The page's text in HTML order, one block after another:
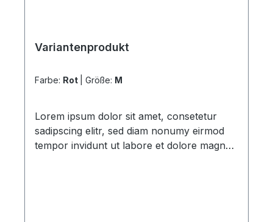
Variantenprodukt
Farbe: Rot Größe: M
Lorem ipsum dolor sit amet, consetetur
sadipscing elitr, sed diam nonumy eirmod
tempor invidunt ut labore et dolore magna